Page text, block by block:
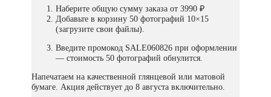
Наберите общую сумму заказа от 3990 ₽
Добавьте в корзину 50 фотографий 10×15
(загрузите свои файлы).
Введите промокод SALE060826 при оформлении
— стоимость 50 фотографий обнулится.
Напечатаем на качественной глянцевой или матовой
бумаге. Акция действует до 8 августа включительно.